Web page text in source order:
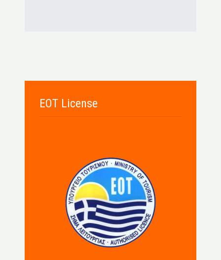
EOT License